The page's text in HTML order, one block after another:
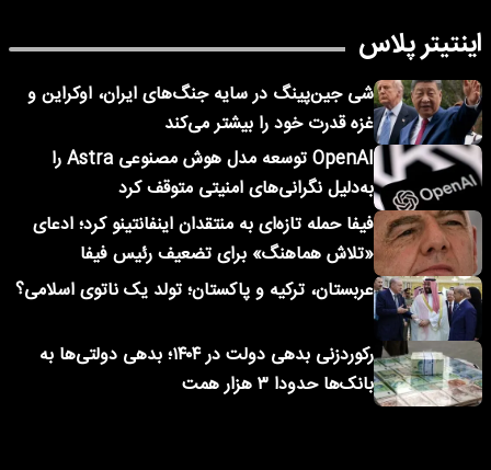
اینتیتر پلاس
شی جین‌پینگ در سایه جنگ‌های ایران، اوکراین و
غزه قدرت خود را بیشتر می‌کند
OpenAI توسعه مدل هوش مصنوعی Astra را
به‌دلیل نگرانی‌های امنیتی متوقف کرد
فیفا حمله تازه‌ای به منتقدان اینفانتینو کرد؛ ادعای
«تلاش هماهنگ» برای تضعیف رئیس فیفا
عربستان، ترکیه و پاکستان؛ تولد یک ناتوی اسلامی؟
رکوردزنی بدهی دولت در ۱۴۰۴؛ بدهی دولتی‌ها به
بانک‌ها حدودا ۳ هزار همت